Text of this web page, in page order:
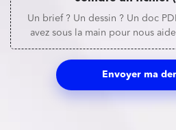
Un brief ? Un dessin ? Un doc
avez sous la main pour nous
Envoyer ma